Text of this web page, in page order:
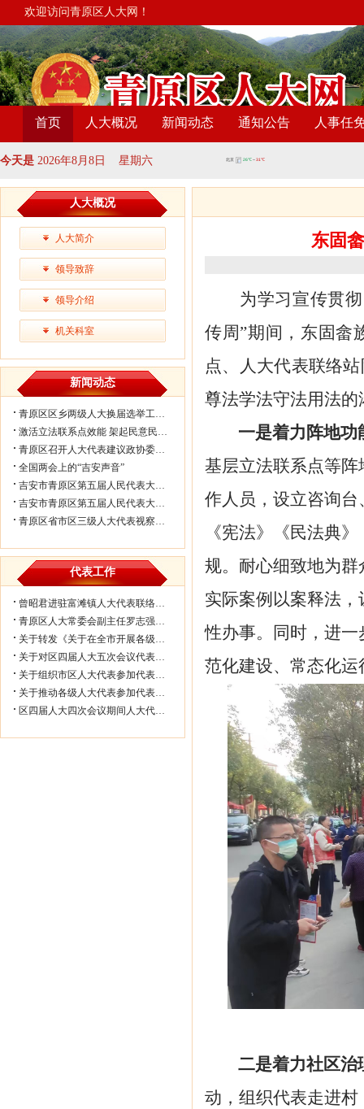
欢迎访问青原区人大网！
首页 人大概况 新闻动态 通知公告 人事任
今天是 2026年8月8日 星期六
人大概况
人大简介
领导致辞
领导介绍
机关科室
新闻动态
青原区区乡两级人大换届选举工作会议...
激活立法联系点效能 架起民意民生连...
青原区召开人大代表建议政协委员提案...
全国两会上的“吉安声音”
吉安市青原区第五届人民代表大会第七...
吉安市青原区第五届人民代表大会第七...
青原区省市区三级人大代表视察民生实...
代表工作
曾昭君进驻富滩镇人大代表联络工作站...
青原区人大常委会副主任罗志强带队赴...
关于转发《关于在全市开展各级人大代...
关于对区四届人大五次会议代表所提部...
关于组织市区人大代表参加代表联络工...
关于推动各级人大代表参加代表联络工...
区四届人大四次会议期间人大代表审议...
东固
为学习宣传贯
传周”期间 ， 东固畲
点、 人大代表联络站
尊法学法守法用法
一是着力 阵地功
基层立法联系点等
作人员 ，设立咨询台
《宪法》《民法典
规。耐心细致地为
实际案例以案释法
性办事。
同时，进一
范化建设、常态化
二是着力社区治
动，组织代表走进村